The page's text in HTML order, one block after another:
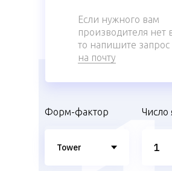
Форм-фактор Число
Если нужного вам
производителя нет
то напишите запрос
на почту